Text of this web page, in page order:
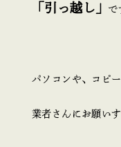
「引っ越し」 で
パソコンや、コピ
業者さんにお願い